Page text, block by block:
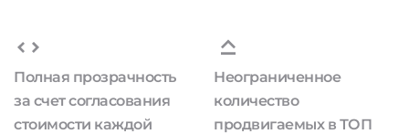
Полная прозрачность
за счет согласования
стоимости каждой
Неограниченное
количество
продвигаемых в ТОП